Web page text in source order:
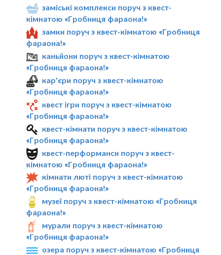
заміські комплекси поруч з квест-
кімнатою «Гробниця фараона!»
замки поруч з квест-кімнатою «Гробниця
фараона!»
каньйони поруч з квест-кімнатою
«Гробниця фараона!»
кар'єри поруч з квест-кімнатою
«Гробниця фараона!»
квест ігри поруч з квест-кімнатою
«Гробниця фараона!»
квест-кімнати поруч з квест-кімнатою
«Гробниця фараона!»
квест-перформанси поруч з квест-
кімнатою «Гробниця фараона!»
кімнати люті поруч з квест-кімнатою
«Гробниця фараона!»
музеї поруч з квест-кімнатою «Гробниця
фараона!»
мурали поруч з квест-кімнатою
«Гробниця фараона!»
озера поруч з квест-кімнатою «Гробниця